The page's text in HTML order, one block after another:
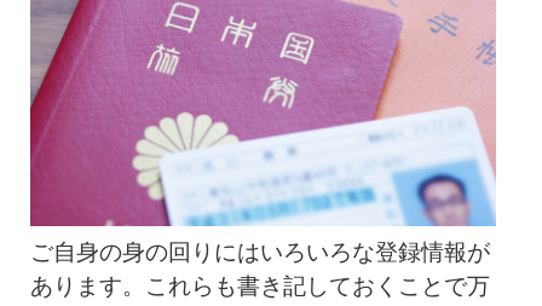
ご自身の身の回りにはいろいろな登録情報が
あります。これらも書き記しておくことで万